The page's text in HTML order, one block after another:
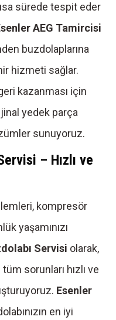
sürede tespit eder
AEG Tamircisi
buzdolaplarına
hizmeti sağlar.
kazanması için
yedek parça
sunuyoruz.
– Hızlı ve
kompresör
yaşamınızı
Servisi olarak,
tüm sorunları hızlı ve
Esenler
en iyi